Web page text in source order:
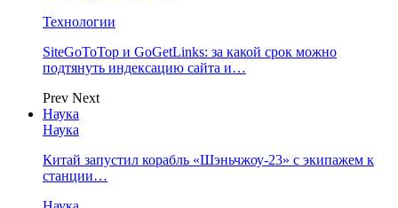
Технологии
SiteGoToTop и GoGetLinks: за какой срок можно
подтянуть индексацию сайта и…
Prev Next
Наука
Наука
Китай запустил корабль «Шэньчжоу-23» с экипажем к
станции…